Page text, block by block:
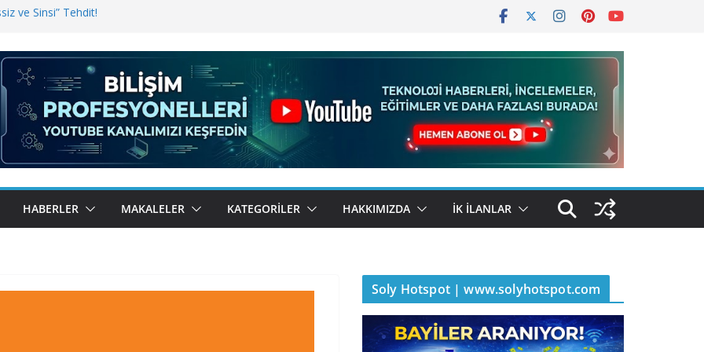
ve Sinsi” Tehdit!
Bugün BulutTahsilat’ta
Kemal Oral Tüm Sorularımızı
HABERLER MAKALELER KATEGORILER HAKKIMIZDA İK İLANLAR
Soly Hotspot | www.solyhotspot.com